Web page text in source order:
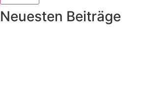
Neuesten Beiträge